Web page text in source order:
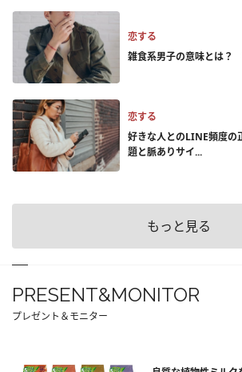
恋する
雑食系男子の意味とは？
恋する
好きな人とのLINE頻度
題と脈ありサイ...
もっと見る
PRESENT&MONITOR
プレゼント＆モニター